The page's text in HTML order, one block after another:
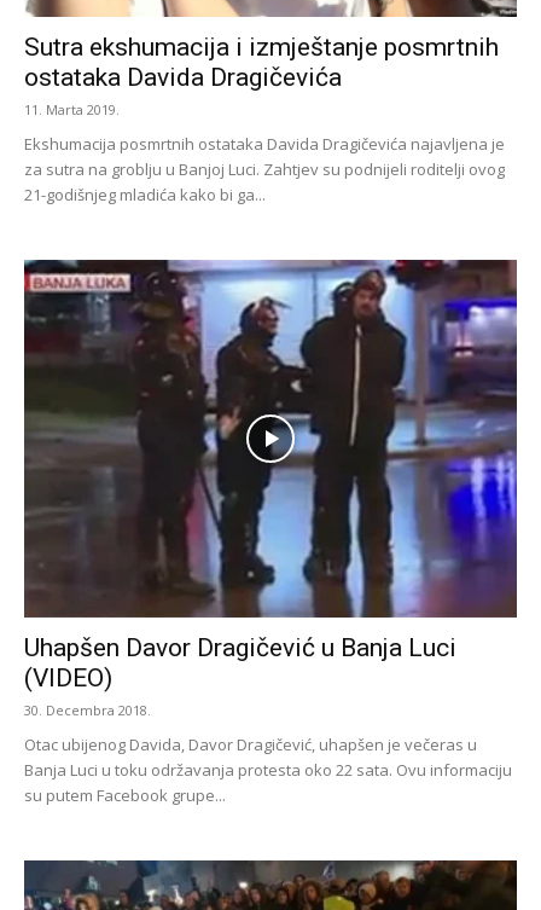
Sutra ekshumacija i izmještanje posmrtnih
ostataka Davida Dragičevića
11. Marta 2019.
Ekshumacija posmrtnih ostataka Davida Dragičevića najavljena je
za sutra na groblju u Banjoj Luci. Zahtjev su podnijeli roditelji ovog
21-godišnjeg mladića kako bi ga...
Uhapšen Davor Dragičević u Banja Luci
(VIDEO)
30. Decembra 2018.
Otac ubijenog Davida, Davor Dragičević, uhapšen je večeras u
Banja Luci u toku održavanja protesta oko 22 sata. Ovu informaciju
su putem Facebook grupe...